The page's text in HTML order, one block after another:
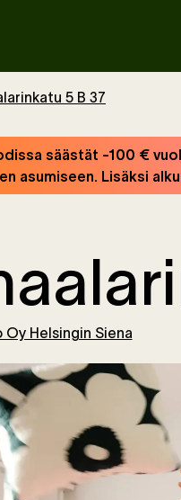
5 B 37
säästät -100 €
asumiseen. Lisäksi
Helsingin Siena